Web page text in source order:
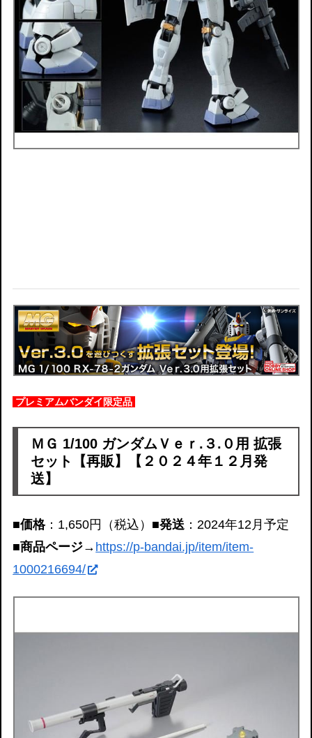
プレミアムバンダイ限定品
ＭＧ 1/100 ガンダムＶｅｒ.３.０用 拡張
セット【再販】【２０２４年１２月発
送】
■価格：1,650円（税込） ■発送 ：2024年12月予定
■商品ページ→ https://p-bandai.jp/item/item-
1000216694/